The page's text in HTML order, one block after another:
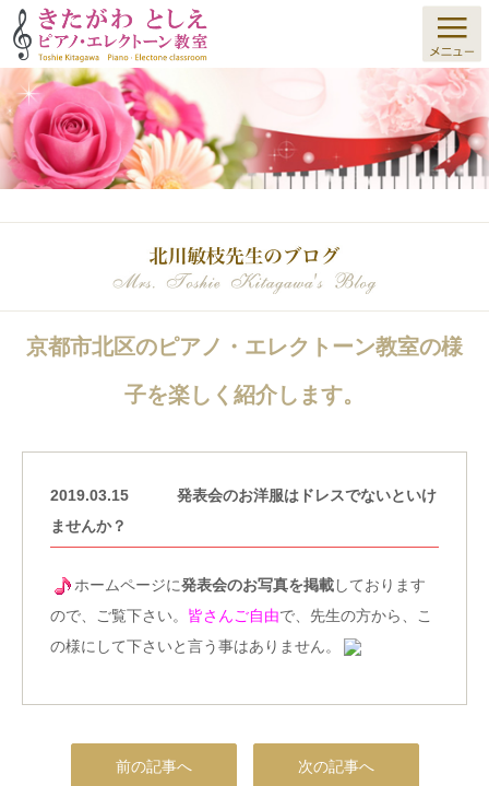
京都市北区のピアノ・エレクトーン教室の様
子を楽しく紹介します。
2019.03.15
発表会のお洋服はドレスでないといけ
ませんか？
ホームページに発表会のお写真を掲載しております
ので、ご覧下さい。 皆さんご自由で、先生の方から、こ
の様にして下さいと言う事はありません。
前の記事へ 次の記事へ